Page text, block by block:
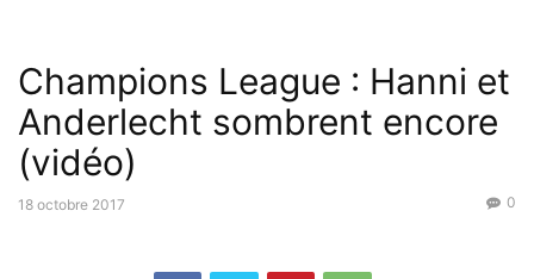
Champions League : Hanni et
Anderlecht sombrent encore
(vidéo)
18 octobre 2017 0